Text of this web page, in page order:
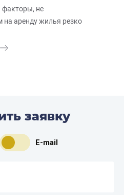
факторы, не
аренду жилья резко
заявку
E-mail